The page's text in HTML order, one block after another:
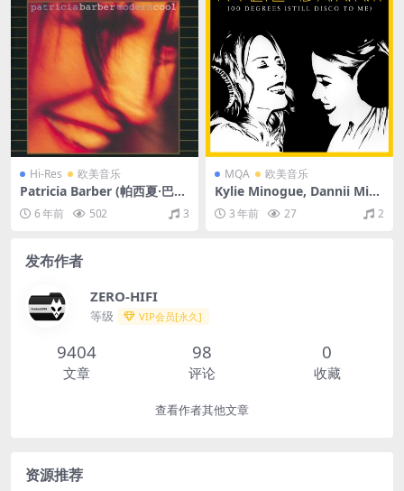
Hi-Res 欧美音乐
Patricia Barber (帕西夏·巴
伯)- Modern Cool 1998/200
2-MFSL (SACD/ISO/2.93G)
6 年前 502 3
MQA 欧美音乐
Kylie Minogue, Dannii Min
ogue - 100 Degrees (Still Di
sco to Me) [with Dannii Mi
3 年前 27 2
发布作者
ZERO-HIFI
等级 VIP会员[永久]
9404
文章
98
评论
0
收藏
查看作者其他文章
资源推荐